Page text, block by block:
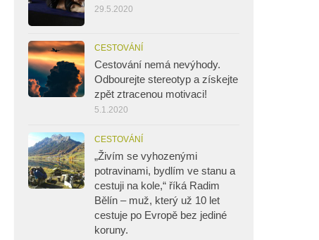
29.5.2020
CESTOVÁNÍ
Cestování nemá nevýhody.
Odbourejte stereotyp a získejte
zpět ztracenou motivaci!
5.1.2020
CESTOVÁNÍ
„Živím se vyhozenými
potravinami, bydlím ve stanu a
cestuji na kole,“ říká Radim
Bělín – muž, který už 10 let
cestuje po Evropě bez jediné
koruny.